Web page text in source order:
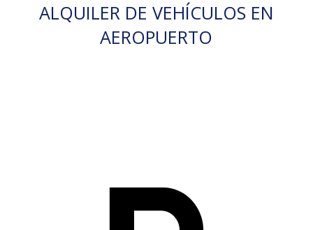
ALQUILER DE VEHÍCULOS EN
AEROPUERTO